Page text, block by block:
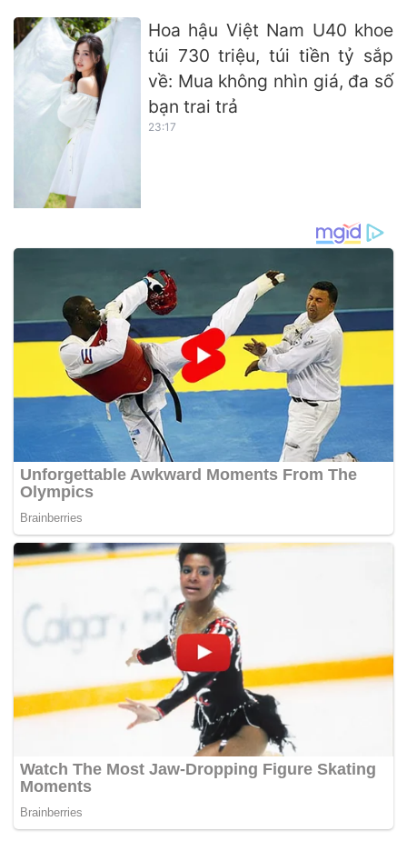
Hoa hậu Việt Nam U40 khoe
túi 730 triệu, túi tiền tỷ sắp
về: Mua không nhìn giá, đa số
bạn trai trả
23:17